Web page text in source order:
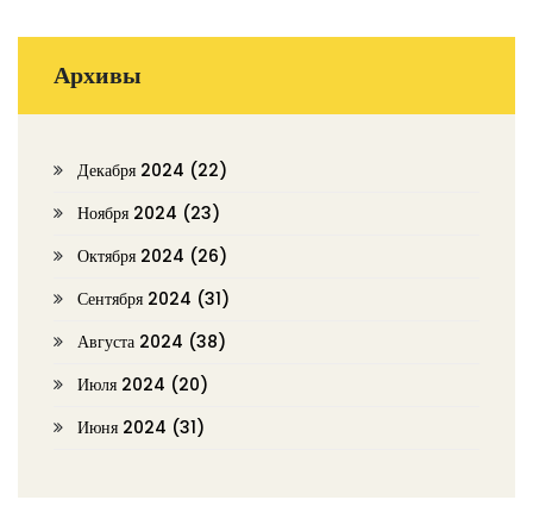
Архивы
Декабря 2024 (22)
Ноября 2024 (23)
Октября 2024 (26)
Сентября 2024 (31)
Августа 2024 (38)
Июля 2024 (20)
Июня 2024 (31)